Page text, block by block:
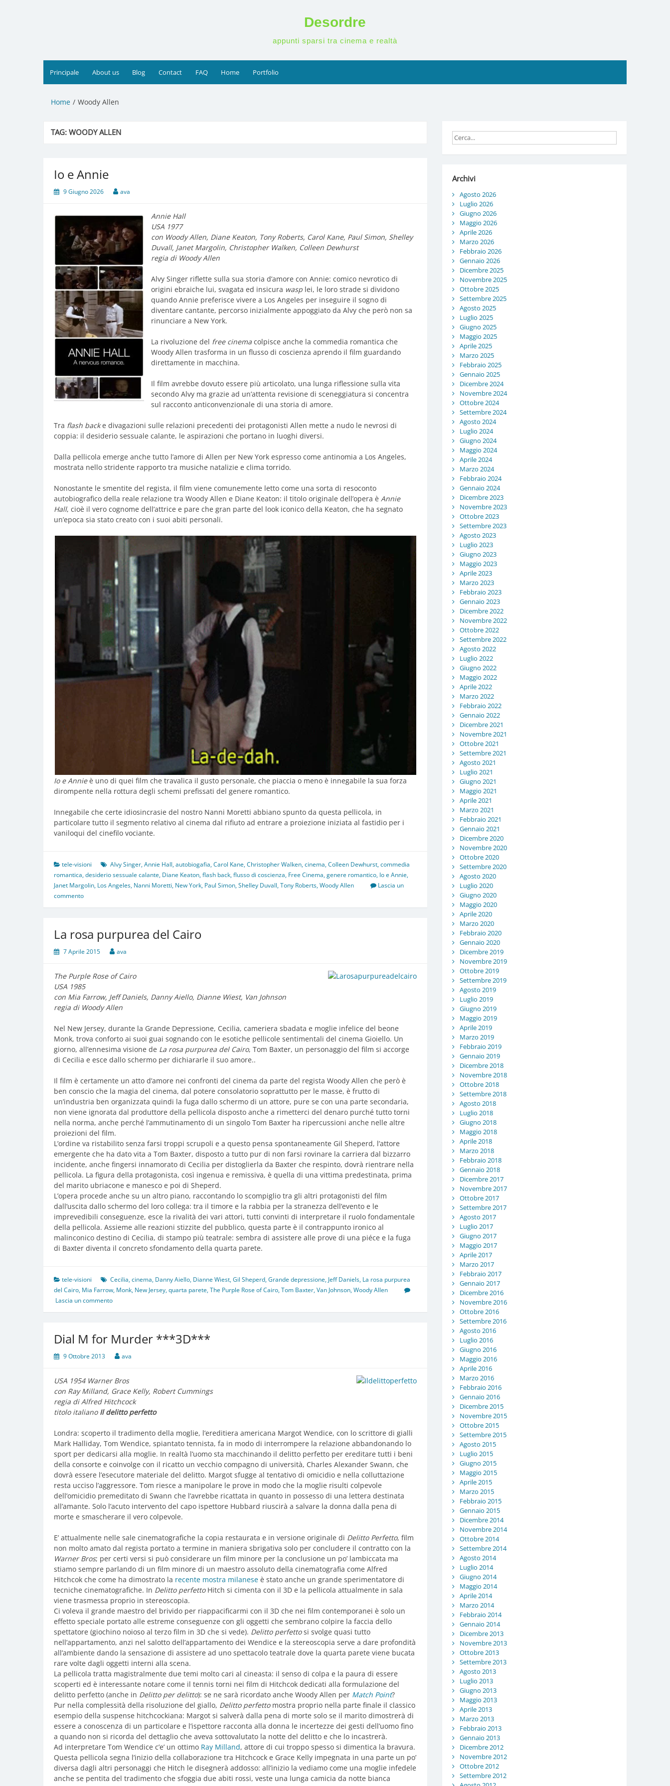
Desordre
appunti sparsi tra cinema e realtà
Principale About us Blog Contact FAQ Home Portfolio
Home Woody Allen
TAG:WOODY ALLEN
Io e Annie
9 Giugno 2026 ava
Annie Hall
USA 1977
con Woody Allen, Diane Keaton, Tony Roberts, Carol Kane, Paul Simon, Shelley
Duvall, Janet Margolin, Christopher Walken, Colleen Dewhurst
regia di Woody Allen
Alvy Singer riflette sulla sua storia d’amore con Annie: comico nevrotico di
origini ebraiche lui, svagata ed insicura wasp lei, le loro strade si dividono
quando Annie preferisce vivere a Los Angeles per inseguire il sogno di
diventare cantante, percorso inizialmente appoggiato da Alvy che però non sa
rinunciare a New York.
La rivoluzione del free cinema colpisce anche la commedia romantica che
Woody Allen trasforma in un flusso di coscienza aprendo il film guardando
direttamente in macchina.
Il film avrebbe dovuto essere più articolato, una lunga riflessione sulla vita
secondo Alvy ma grazie ad un’attenta revisione di sceneggiatura si concentra
sul racconto anticonvenzionale di una storia di amore.
Tra flash backe divagazioni sulle relazioni precedenti dei protagonisti Allen mette a nudo le nevrosi di
coppia: il desiderio sessuale calante, le aspirazioni che portano in luoghi diversi.
Dalla pellicola emerge anche tutto l’amore di Allen per New York espresso come antinomia a Los Angeles,
mostrata nello stridente rapporto tra musiche natalizie e clima torrido.
Nonostante le smentite del regista, il film viene comunemente letto come una sorta di resoconto
autobiografico della reale relazione tra Woody Allen e Diane Keaton: il titolo originale dell’opera è Annie
Hall, cioè il vero cognome dell’attrice e pare che gran parte del look iconico della Keaton, che ha segnato
un’epoca sia stato creato con i suoi abiti personali.
Io e Annieè uno di quei film che travalica il gusto personale, che piaccia o meno è innegabile la sua forza
dirompente nella rottura degli schemi prefissati del genere romantico.
Innegabile che certe idiosincrasie del nostro Nanni Moretti abbiano spunto da questa pellicola, in
particolare tutto il segmento relativo al cinema dal rifiuto ad entrare a proiezione iniziata al fastidio per i
vaniloqui del cinefilo vociante.
tele-visioni Alvy Singer,Annie Hall,autobiogafia,Carol Kane,Christopher Walken,cinema,Colleen Dewhurst,commedia
romantica,desiderio sessuale calante, Diane Keaton,flash back,flusso di coscienza, Free Cinema,genere romantico, Io e Annie,
Janet Margolin, Los Angeles, Nanni Moretti, New York, Paul Simon,Shelley Duvall,Tony Roberts,Woody Allen
Lascia un
commento
La rosa purpurea del Cairo
7 Aprile 2015 ava
The Purple Rose of Cairo
USA 1985
con Mia Farrow, Jeff Daniels, Danny Aiello, Dianne Wiest, Van Johnson
regia di Woody Allen
Nel New Jersey, durante la Grande Depressione, Cecilia, cameriera sbadata e moglie infelice del beone
Monk, trova conforto ai suoi guai sognando con le esotiche pellicole sentimentali del cinema Gioiello. Un
giorno, all’ennesima visione de La rosa purpurea del Cairo, Tom Baxter, un personaggio del film si accorge
di Cecilia e esce dallo schermo per dichiararle il suo amore..
Il film è certamente un atto d’amore nei confronti del cinema da parte del regista Woody Allen che però è
ben conscio che la magia del cinema, dal potere consolatorio soprattutto per le masse, è frutto di
un’industria ben organizzata quindi la fuga dallo schermo di un attore, pure se con una parte secondaria,
non viene ignorata dal produttore della pellicola disposto anche a rimetterci del denaro purché tutto torni
nella norma, anche perché l’ammutinamento di un singolo Tom Baxter ha ripercussioni anche nelle altre
proiezioni del film.
L’ordine va ristabilito senza farsi troppi scrupoli e a questo pensa spontaneamente Gil Sheperd, l’attore
emergente che ha dato vita a Tom Baxter, disposto a tutto pur di non farsi rovinare la carriera dal bizzarro
incidente, anche fingersi innamorato di Cecilia per distoglierla da Baxter che respinto, dovrà rientrare nella
pellicola. La figura della protagonista, così ingenua e remissiva, è quella di una vittima predestinata, prima
del marito ubriacone e manesco e poi di Sheperd.
L’opera procede anche su un altro piano, raccontando lo scompiglio tra gli altri protagonisti del film
dall’uscita dallo schermo del loro collega: tra il timore e la rabbia per la stranezza dell’evento e le
imprevedibili conseguenze, esce la rivalità dei vari attori, tutti convinti di interpretare il ruolo fondamentale
della pellicola. Assieme alle reazioni stizzite del pubblico, questa parte è il contrappunto ironico al
malinconico destino di Cecilia, di stampo più teatrale: sembra di assistere alle prove di una piéce e la fuga
di Baxter diventa il concreto sfondamento della quarta parete.
tele-visioni Cecilia,cinema, Danny Aiello, Dianne Wiest,Gil Sheperd,Grande depressione, Jeff Daniels, La rosa purpurea
del Cairo, Mia Farrow, Monk, New Jersey,quarta parete,The Purple Rose of Cairo,Tom Baxter,Van Johnson,Woody Allen
Lascia un commento
Dial M for Murder ***3D***
9 Ottobre 2013 ava
USA 1954 Warner Bros
con Ray Milland, Grace Kelly, Robert Cummings
regia di Alfred Hitchcock
titolo italiano Il delitto perfetto
Londra: scoperto il tradimento della moglie, l’ereditiera americana Margot Wendice, con lo scrittore di gialli
Mark Halliday, Tom Wendice, spiantato tennista, fa in modo di interrompere la relazione abbandonando lo
sport per dedicarsi alla moglie. In realtà l’uomo sta macchinando il delitto perfetto per ereditare tutti i beni
della consorte e coinvolge con il ricatto un vecchio compagno di università, Charles Alexander Swann, che
dovrà essere l’esecutore materiale del delitto. Margot sfugge al tentativo di omicidio e nella colluttazione
resta ucciso l’aggressore. Tom riesce a manipolare le prove in modo che la moglie risulti colpevole
dell’omicidio premeditato di Swann che l’avrebbe ricattata in quanto in possesso di una lettera destinata
all’amante. Solo l’acuto intervento del capo ispettore Hubbard riuscirà a salvare la donna dalla pena di
morte e smascherare il vero colpevole.
E’ attualmente nelle sale cinematografiche la copia restaurata e in versione originale di Delitto Perfetto, film
non molto amato dal regista portato a termine in maniera sbrigativa solo per concludere il contratto con la
Warner Bros; per certi versi si può considerare un film minore per la conclusione un po’ lambiccata ma
stiamo sempre parlando di un film minore di un maestro assoluto della cinematografia come Alfred
Hitchcok che come ha dimostrato la recente mostra milanese è stato anche un grande sperimentatore di
tecniche cinematografiche. In Delitto perfettoHitch si cimenta con il 3D e la pellicola attualmente in sala
viene trasmessa proprio in stereoscopia.
Ci voleva il grande maestro del brivido per riappacificarmi con il 3D che nei film contemporanei è solo un
effetto speciale portato alle estreme conseguenze con gli oggetti che sembrano colpire la faccia dello
spettatore (giochino noioso al terzo film in 3D che si vede). Delitto perfettosi svolge quasi tutto
nell’appartamento, anzi nel salotto dell’appartamento dei Wendice e la stereoscopia serve a dare profondità
all’ambiente dando la sensazione di assistere ad uno spettacolo teatrale dove la quarta parete viene bucata
rare volte dagli oggetti interni alla scena.
La pellicola tratta magistralmente due temi molto cari al cineasta: il senso di colpa e la paura di essere
scoperti ed è interessante notare come il tennis torni nei film di Hitchcok dedicati alla formulazione del
delitto perfetto (anche in Delitto per delitto): se ne sarà ricordato anche Woody Allen per Match Point?
Pur nella complessità della risoluzione del giallo, Delitto perfettomostra proprio nella parte finale il classico
esempio della suspense hitchcockiana: Margot si salverà dalla pena di morte solo se il marito dimostrerà di
essere a conoscenza di un particolare e l’ispettore racconta alla donna le incertezze dei gesti dell’uomo fino
a quando non si ricorda del dettaglio che aveva sottovalutato la notte del delitto e che lo incastrerà.
Ad interpretare Tom Wendice c’e’ un ottimo Ray Milland, attore di cui troppo spesso si dimentica la bravura.
Questa pellicola segna l’inizio della collaborazione tra Hitchcock e Grace Kelly impegnata in una parte un po’
diversa dagli altri personaggi che Hitch le disegnerà addosso: all’inizio la vediamo come una moglie infedele
anche se pentita del tradimento che sfoggia due abiti rossi, veste una lunga camicia da notte bianca
Archivi
Agosto 2026
Luglio 2026
Giugno 2026
Maggio 2026
Aprile 2026
Marzo 2026
Febbraio 2026
Gennaio 2026
Dicembre 2025
Novembre 2025
Ottobre 2025
Settembre 2025
Agosto 2025
Luglio 2025
Giugno 2025
Maggio 2025
Aprile 2025
Marzo 2025
Febbraio 2025
Gennaio 2025
Dicembre 2024
Novembre 2024
Ottobre 2024
Settembre 2024
Agosto 2024
Luglio 2024
Giugno 2024
Maggio 2024
Aprile 2024
Marzo 2024
Febbraio 2024
Gennaio 2024
Dicembre 2023
Novembre 2023
Ottobre 2023
Settembre 2023
Agosto 2023
Luglio 2023
Giugno 2023
Maggio 2023
Aprile 2023
Marzo 2023
Febbraio 2023
Gennaio 2023
Dicembre 2022
Novembre 2022
Ottobre 2022
Settembre 2022
Agosto 2022
Luglio 2022
Giugno 2022
Maggio 2022
Aprile 2022
Marzo 2022
Febbraio 2022
Gennaio 2022
Dicembre 2021
Novembre 2021
Ottobre 2021
Settembre 2021
Agosto 2021
Luglio 2021
Giugno 2021
Maggio 2021
Aprile 2021
Marzo 2021
Febbraio 2021
Gennaio 2021
Dicembre 2020
Novembre 2020
Ottobre 2020
Settembre 2020
Agosto 2020
Luglio 2020
Giugno 2020
Maggio 2020
Aprile 2020
Marzo 2020
Febbraio 2020
Gennaio 2020
Dicembre 2019
Novembre 2019
Ottobre 2019
Settembre 2019
Agosto 2019
Luglio 2019
Giugno 2019
Maggio 2019
Aprile 2019
Marzo 2019
Febbraio 2019
Gennaio 2019
Dicembre 2018
Novembre 2018
Ottobre 2018
Settembre 2018
Agosto 2018
Luglio 2018
Giugno 2018
Maggio 2018
Aprile 2018
Marzo 2018
Febbraio 2018
Gennaio 2018
Dicembre 2017
Novembre 2017
Ottobre 2017
Settembre 2017
Agosto 2017
Luglio 2017
Giugno 2017
Maggio 2017
Aprile 2017
Marzo 2017
Febbraio 2017
Gennaio 2017
Dicembre 2016
Novembre 2016
Ottobre 2016
Settembre 2016
Agosto 2016
Luglio 2016
Giugno 2016
Maggio 2016
Aprile 2016
Marzo 2016
Febbraio 2016
Gennaio 2016
Dicembre 2015
Novembre 2015
Ottobre 2015
Settembre 2015
Agosto 2015
Luglio 2015
Giugno 2015
Maggio 2015
Aprile 2015
Marzo 2015
Febbraio 2015
Gennaio 2015
Dicembre 2014
Novembre 2014
Ottobre 2014
Settembre 2014
Agosto 2014
Luglio 2014
Giugno 2014
Maggio 2014
Aprile 2014
Marzo 2014
Febbraio 2014
Gennaio 2014
Dicembre 2013
Novembre 2013
Ottobre 2013
Settembre 2013
Agosto 2013
Luglio 2013
Giugno 2013
Maggio 2013
Aprile 2013
Marzo 2013
Febbraio 2013
Gennaio 2013
Dicembre 2012
Novembre 2012
Ottobre 2012
Settembre 2012